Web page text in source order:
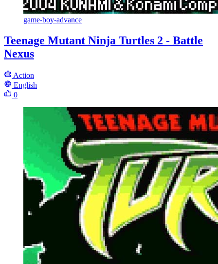
game-boy-advance
Teenage Mutant Ninja Turtles 2 - Battle
Nexus
Action
English
0